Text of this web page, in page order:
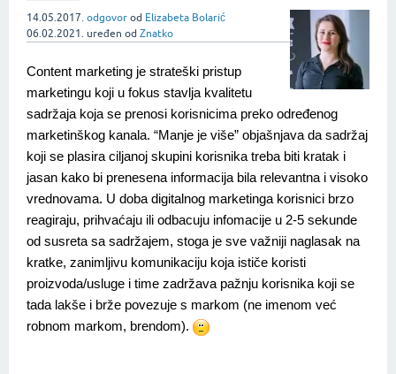
14.05.2017. odgovor od Elizabeta Bolarić
06.02.2021. uređen od Znatko
Content marketing je strateški pristup
marketingu koji u fokus stavlja kvalitetu
sadržaja koja se prenosi korisnicima preko određenog
marketinškog kanala. “Manje je više” objašnjava da sadržaj
koji se plasira ciljanoj skupini korisnika treba biti kratak i
jasan kako bi prenesena informacija bila relevantna i visoko
vrednovama. U doba digitalnog marketinga korisnici brzo
reagiraju, prihvaćaju ili odbacuju infomacije u 2-5 sekunde
od susreta sa sadržajem, stoga je sve važniji naglasak na
kratke, zanimljivu komunikaciju koja ističe koristi
proizvoda/usluge i time zadržava pažnju korisnika koji se
tada lakše i brže povezuje s markom (ne imenom već
robnom markom, brendom).